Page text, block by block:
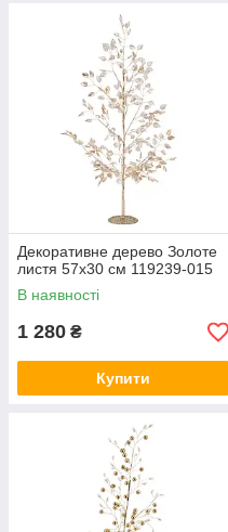
Декоративне дерево Золоте
листя 57х30 см 119239-015
В наявності
1 280 ₴
Купити